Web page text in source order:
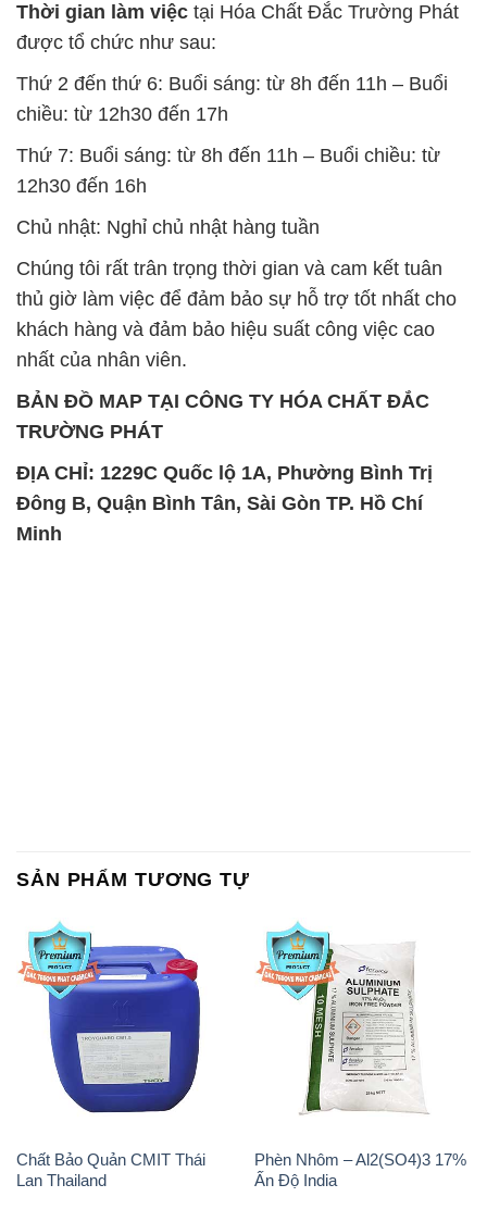
Thời gian làm việc tại Hóa Chất Đắc Trường Phát
được tổ chức như sau:
Thứ 2 đến thứ 6: Buổi sáng: từ 8h đến 11h – Buổi
chiều: từ 12h30 đến 17h
Thứ 7: Buổi sáng: từ 8h đến 11h – Buổi chiều: từ
12h30 đến 16h
Chủ nhật: Nghỉ chủ nhật hàng tuần
Chúng tôi rất trân trọng thời gian và cam kết tuân
thủ giờ làm việc để đảm bảo sự hỗ trợ tốt nhất cho
khách hàng và đảm bảo hiệu suất công việc cao
nhất của nhân viên.
BẢN ĐỒ MAP TẠI CÔNG TY HÓA CHẤT ĐẮC
TRƯỜNG PHÁT
ĐỊA CHỈ: 1229C Quốc lộ 1A, Phường Bình Trị
Đông B, Quận Bình Tân, Sài Gòn TP. Hồ Chí
Minh
SẢN PHẨM TƯƠNG TỰ
Chất Bảo Quản CMIT Thái
Lan Thailand
Phèn Nhôm – Al2(SO4)3 17%
Ấn Độ India